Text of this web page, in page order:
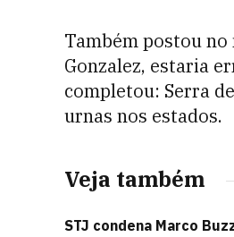
Também postou
Gonzalez, estaria
completou: Serra
urnas nos estados.
Veja também
STJ condena Marco